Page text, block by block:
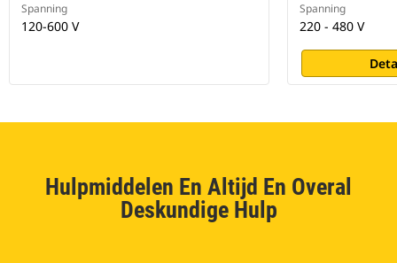
Spanning
120-600 V
Spanning
220 - 480 V
Hulpmiddelen En Altijd En Overal
Deskundige Hulp